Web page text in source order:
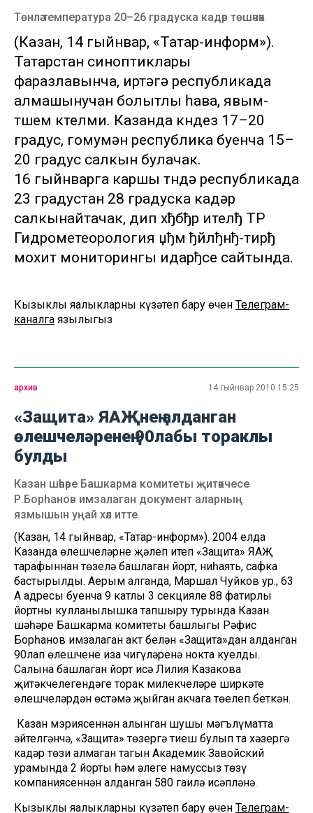
Төнлә температура 20–26 градуска кадәр төшәчәк
(Казан, 14 гыйнвар, «Татар-информ»).
Татарстан синоптиклары
фаразлавынча, иртәгә республикада
алмашынучан болытлы һава, явым-
төшем көтелми. Казанда көндез 17–20
градус, гомумән республика буенча 15–
20 градус салкын булачак.
16 гыйнварга каршы төндә республикада
23 градустан 28 градуска кадәр
салкынайтачак, дип хђбђр ителђ ТР
Гидрометеорология џђм ђйлђнђ-тирђ
мохит мониторингы идарђсе сайтында.
Кызыклы яңалыкларны күзәтеп бару өчен Телеграм-
каналга язылыгыз
архив 14 гыйнвар 2010 15:25
«Защита» ЯАҖнең алданган
өлешчеләренең 90лабы тораклы
булды
Казан шәһәре Башкарма комитеты җитәкчесе
Р.Борһанов имзалаган документ аларның
язмышын уңай хәл итте
(Казан, 14 гыйнвар, «Татар-информ»). 2004 елда
Казанда өлешчеләрне җәлеп итеп «Защита» ЯАҖ
тарафыннан төзелә башлаган йорт, ниһаять, сафка
бастырылды. Аерым алганда, Маршал Чуйков ур., 63
А адресы буенча 9 катлы 3 секцияле 88 фатирлы
йортны кулланылышка тапшыру турында Казан
шәһәре Башкарма комитеты башлыгы Рәфис
Борһанов имзалаган акт белән «Защита»дан алданган
90лап өлешченең иза чигүләренә нокта куелды.
Салына башлаган йорт исә Лилия Казакова
җитәкчелегендәге торак милекчеләре ширкәте
өлешчеләрдән өстәмә җыйган акчага төелеп беткән.
Казан мэриясеннән алынган шушы мәгълүматта
әйтелгәнчә, «Защита» төзергә тиеш булып та хәзергә
кадәр төзи алмаган тагын Академик Завойский
урамында 2 йорты һәм әлеге намуссыз төзү
компаниясеннән алданган 580 гаилә исәпләнә.
Кызыклы яңалыкларны күзәтеп бару өчен Телеграм-